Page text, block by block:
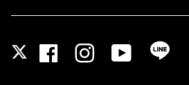
Twitter
FacebookInstagramYouTube